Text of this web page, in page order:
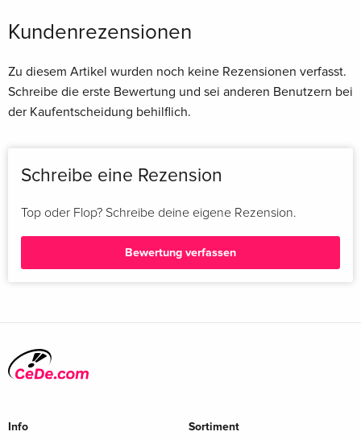
Kundenrezensionen
Zu diesem Artikel wurden noch keine Rezensionen verfasst.
Schreibe die erste Bewertung und sei anderen Benutzern bei
der Kaufentscheidung behilflich.
Schreibe eine Rezension
Top oder Flop? Schreibe deine eigene Rezension.
Bewertung verfassen
Info
Sortiment